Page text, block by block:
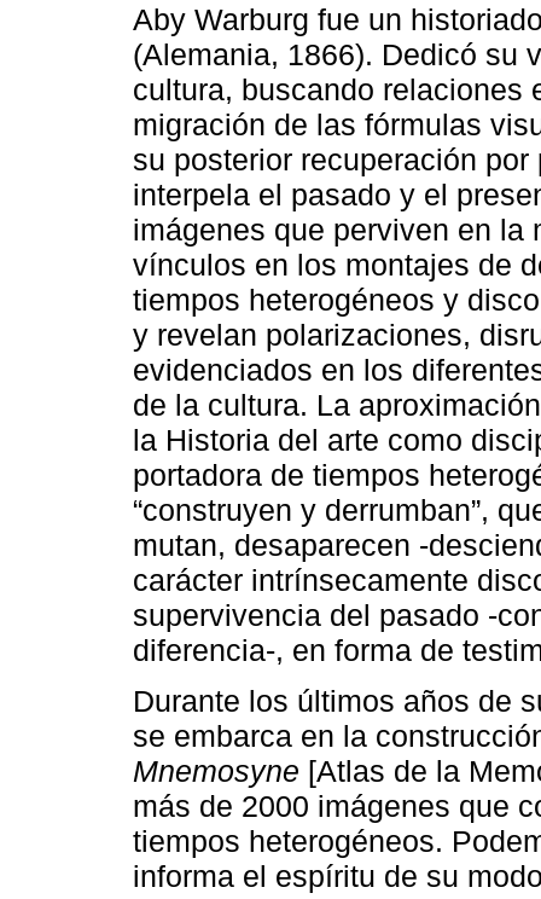
Aby Warburg fue un
(Alemania, 1866). Dedicó su
cultura, buscando relaciones
migración de las fórmulas
su posterior recuperación
interpela el pasado y el
imágenes que perviven en la
vínculos en los montajes de
tiempos heterogéneos y
y revelan polarizaciones,
evidenciados en los
de la cultura. La
la Historia del arte como
portadora de tiempos
“construyen y derrumban”,
mutan, desaparecen -
carácter intrínsecamente
supervivencia del pasado -
diferencia-, en forma de
Durante los últimos años de
se embarca en la
Mnemosyne [Atlas de la
más de 2000 imágenes que
tiempos heterogéneos.
informa el espíritu de su